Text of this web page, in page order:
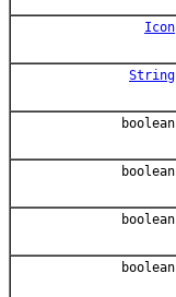
Icon
String
boolean
boolean
boolean
boolean